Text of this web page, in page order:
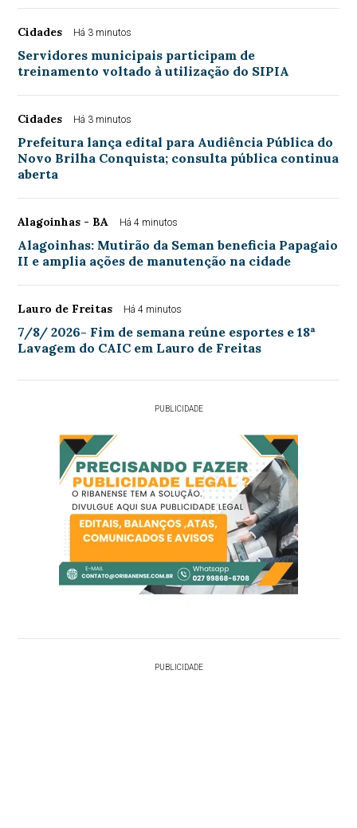
Cidades Há 3 minutos
Servidores municipais participam de
treinamento voltado à utilização do SIPIA
Cidades Há 3 minutos
Prefeitura lança edital para Audiência Pública do
Novo Brilha Conquista; consulta pública continua
aberta
Alagoinhas - BA Há 4 minutos
Alagoinhas: Mutirão da Seman beneficia Papagaio
II e amplia ações de manutenção na cidade
Lauro de Freitas Há 4 minutos
7/8/ 2026- Fim de semana reúne esportes e 18ª
Lavagem do CAIC em Lauro de Freitas
PUBLICIDADE
PUBLICIDADE